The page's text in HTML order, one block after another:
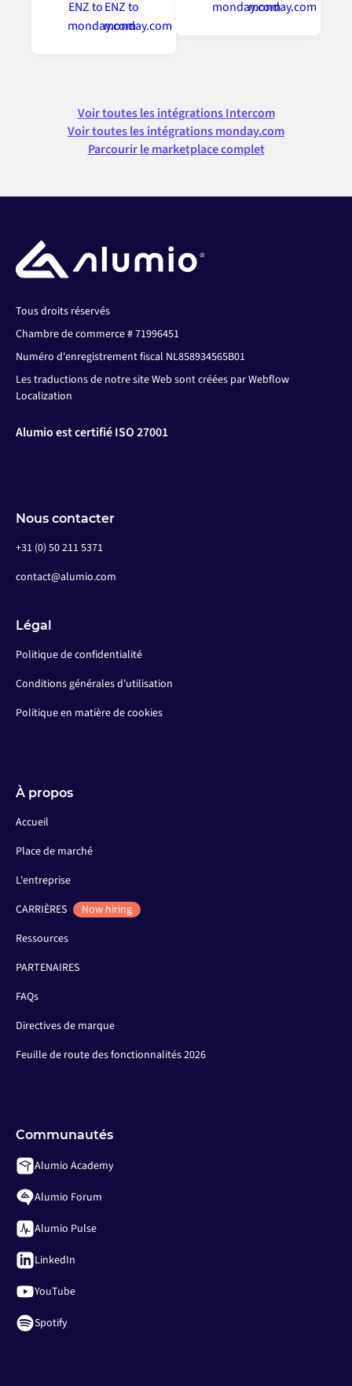
Voir toutes les intégrations Intercom
Voir toutes les intégrations monday.com
Parcourir le marketplace complet
Tous droits réservés
Chambre de commerce # 71996451
Numéro d'enregistrement fiscal NL858934565B01
Les traductions de notre site Web sont créées par Webflow
Localization
Alumio est certifié ISO 27001
Nous contacter
+31 (0) 50 211 5371
contact@alumio.com
Légal
Politique de confidentialité
Conditions générales d'utilisation
Politique en matière de cookies
À propos
Accueil
Place de marché
L'entreprise
CARRIÈRES
Now hiring
Ressources
PARTENAIRES
FAQs
Directives de marque
Feuille de route des fonctionnalités 2026
Communautés
Alumio Academy
Alumio Forum
Alumio Pulse
LinkedIn
YouTube
Spotify